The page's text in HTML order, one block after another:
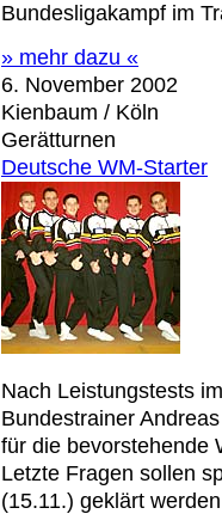
Bundesligakampf im
» mehr dazu «
6. November 2002
Kienbaum / Köln
Gerätturnen
Deutsche WM-Starter
Nach Leistungstests
Bundestrainer
für die bevorstehende
Letzte Fragen sollen
(15.11.) geklärt